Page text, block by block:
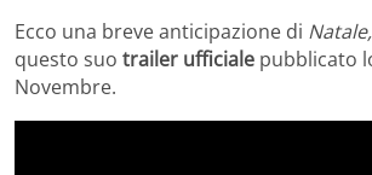
Ecco una breve anticipazione di
questo suo trailer ufficiale pubblicato
Novembre.